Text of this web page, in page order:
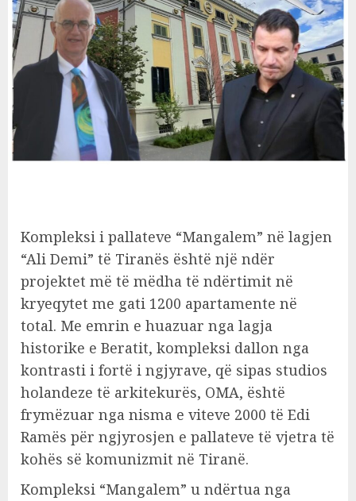
Kompleksi i pallateve “Mangalem” në lagjen
“Ali Demi” të Tiranës është një ndër
projektet më të mëdha të ndërtimit në
kryeqytet me gati 1200 apartamente në
total. Me emrin e huazuar nga lagja
historike e Beratit, kompleksi dallon nga
kontrasti i fortë i ngjyrave, që sipas studios
holandeze të arkitekurës, OMA, është
frymëzuar nga nisma e viteve 2000 të Edi
Ramës për ngjyrosjen e pallateve të vjetra të
kohës së komunizmit në Tiranë.
Kompleksi “Mangalem” u ndërtua nga